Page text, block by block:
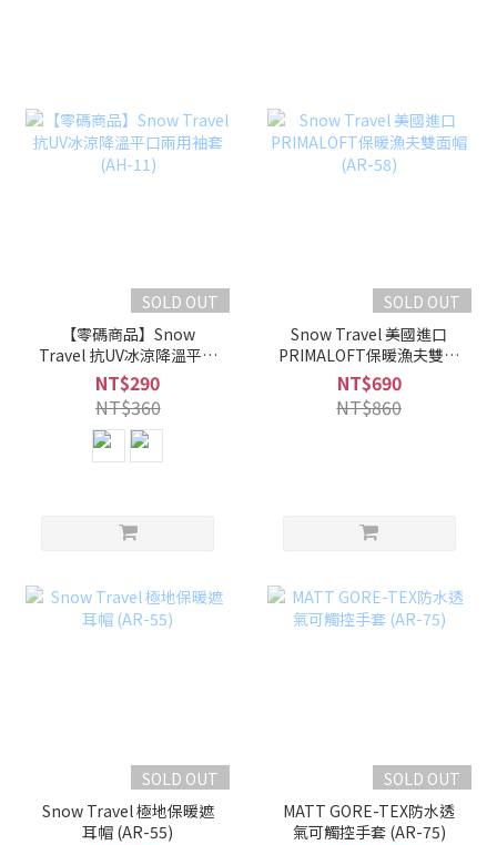
SOLD OUT
【零碼商品】Snow
Travel 抗UV冰涼降溫平口
兩用袖套 (AH-11)
NT$290
NT$360
SOLD OUT
Snow Travel 美國進口
PRIMALOFT保暖漁夫雙面
帽 (AR-58)
NT$690
NT$860
SOLD OUT
Snow Travel 極地保暖遮
耳帽 (AR-55)
SOLD OUT
MATT GORE-TEX防水透
氣可觸控手套 (AR-75)